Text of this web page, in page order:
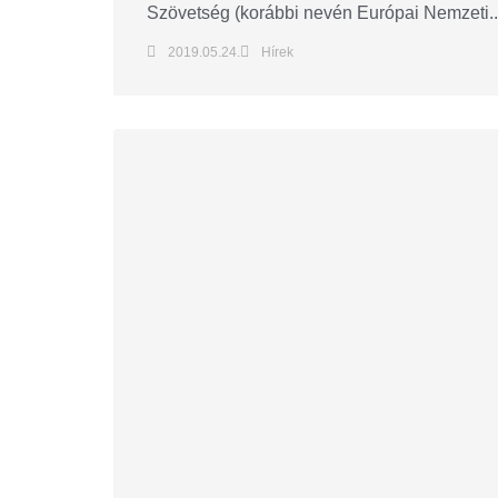
Szövetség (korábbi nevén Európai
2019.05.24. Hírek